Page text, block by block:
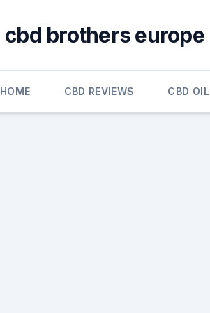
cbd brothers europe
HOME CBD REVIEWS CBD OIL